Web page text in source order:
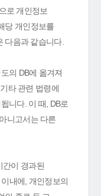
로 개인정보
당 개인정보를
다음과 같습니다.
의 DB에 옮겨져
타 관련 법령에
니다. 이 때, DB로
니고서는 다른
간이 경과된
내에, 개인정보의